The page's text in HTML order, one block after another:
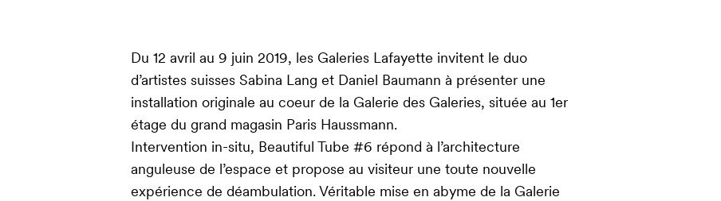
Du 12 avril au 9 juin 2019, les Galeries Lafayette invitent le duo
d’artistes suisses Sabina Lang et Daniel Baumann à présenter une
installation originale au coeur de la Galerie des Galeries, située au 1er
étage du grand magasin Paris Haussmann.
Intervention in-situ, Beautiful Tube #6 répond à l’architecture
anguleuse de l’espace et propose au visiteur une toute nouvelle
expérience de déambulation. Véritable mise en abyme de la Galerie